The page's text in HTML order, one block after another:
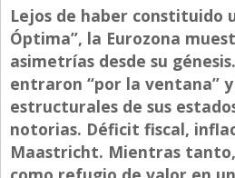
Carrera & Emprendedores
Club House
Coleccionistas
Con Estilo
De Bolsillo
Diarios de Argentina
Lejos de haber constituido
Óptima”, la Eurozona
asimetrías desde su
entraron “por la ventana”
estructurales de sus
notorias. Déficit fiscal,
Maastricht. Mientras